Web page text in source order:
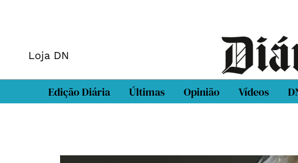
Loja DN
Edição Diária Últimas Opinião Vídeos